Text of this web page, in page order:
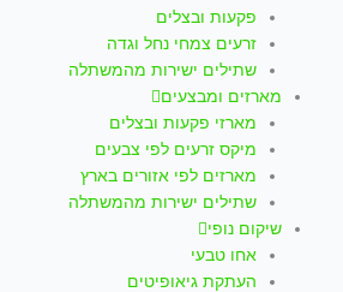
o
k
f
e
r
a
m
p
פקעות ובצלים
זרעים צמחי נחל וגדה
שתילים ישירות מהמשתלה
מארזים ומבצעים
מארזי פקעות ובצלים
מיקס זרעים לפי צבעים
מארזים לפי אזורים בארץ
שתילים ישירות מהמשתלה
שיקום נופי
אחו טבעי
העתקת גיאופיטים